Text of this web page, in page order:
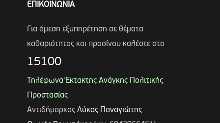
ΕΠΙΚΟΙΝΩΝΙΑ
Για άμεση εξυπηρέτηση σε θέματα
καθαριότητας και πρασίνου καλέστε στο
15100
Τηλέφωνα Έκτακτης Ανάγκης Πολιτικής
Προστασίας
Αντιδήμαρχος Λύκος Παναγιώτης